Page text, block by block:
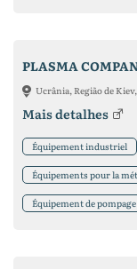
PLASMA
Ucrânia, Região de
Mais detalhes
Équipement industriel
Équipements pour la
Équipement de pompage